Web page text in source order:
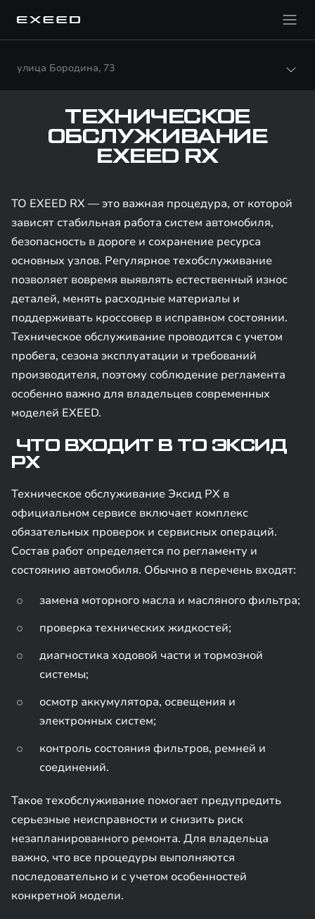
улица Бородина, 73
ТЕХНИЧЕСКОЕ
ОБСЛУЖИВАНИЕ
EXEED RX
ТО EXEED RX — это важная процедура, от которой
зависят стабильная работа систем автомобиля,
безопасность в дороге и сохранение ресурса
основных узлов. Регулярное техобслуживание
позволяет вовремя выявлять естественный износ
деталей, менять расходные материалы и
поддерживать кроссовер в исправном состоянии.
Техническое обслуживание проводится с учетом
пробега, сезона эксплуатации и требований
производителя, поэтому соблюдение регламента
особенно важно для владельцев современных
моделей EXEED.
ЧТО ВХОДИТ В ТО ЭКСИД
РХ
Техническое обслуживание Эксид РХ в
официальном сервисе включает комплекс
обязательных проверок и сервисных операций.
Состав работ определяется по регламенту и
состоянию автомобиля. Обычно в перечень входят:
замена моторного масла и масляного фильтра;
проверка технических жидкостей;
диагностика ходовой части и тормозной
системы;
осмотр аккумулятора, освещения и
электронных систем;
контроль состояния фильтров, ремней и
соединений.
Такое техобслуживание помогает предупредить
серьезные неисправности и снизить риск
незапланированного ремонта. Для владельца
важно, что все процедуры выполняются
последовательно и с учетом особенностей
конкретной модели.